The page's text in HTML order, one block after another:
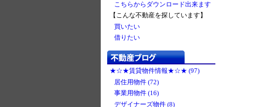
こちらからダウンロード出来ます
【こんな不動産を探しています】
買いたい
借りたい
★☆★賃貸物件情報★☆★ (97)
居住用物件 (72)
事業用物件 (16)
デザイナーズ物件 (8)